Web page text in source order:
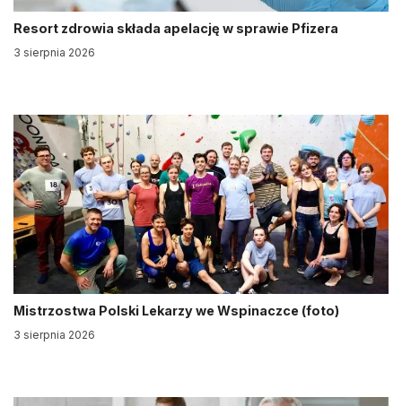
Resort zdrowia składa apelację w sprawie Pfizera
3 sierpnia 2026
Mistrzostwa Polski Lekarzy we Wspinaczce (foto)
3 sierpnia 2026